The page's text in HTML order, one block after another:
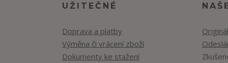
UŽITEČNÉ
Doprava a platby
Výměna či vrácení zboží
Dokumenty ke stažení